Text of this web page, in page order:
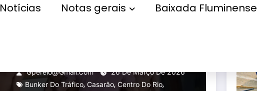
Notícias Notas gerais Baixada Fluminense
Polícia Civil descobre
Centro do Rio
Gperelo@gmail.com
26 De Março De 2026
Bunker Do Tráfico,Casarão,Centro Do Rio,